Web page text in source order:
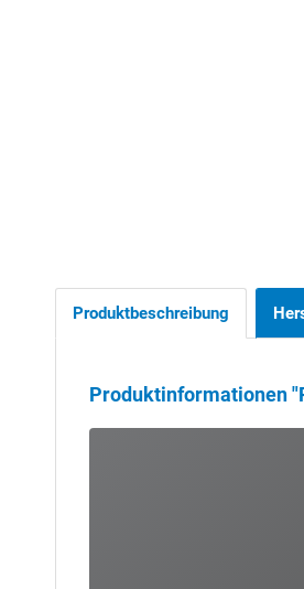
Produktbeschreibung
Produktinformationen